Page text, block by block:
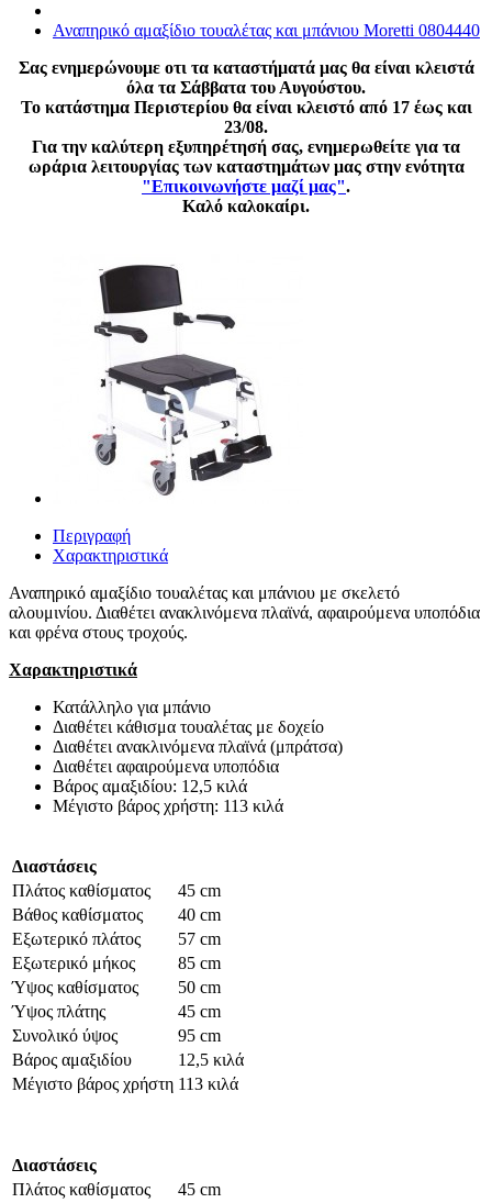
Αναπηρικό αμαξίδιο τουαλέτας και μπάνιου Moretti 0804440
Σας ενημερώνουμε οτι τα καταστήματά μας θα είναι κλειστά
όλα τα Σάββατα του Αυγούστου.
Το κατάστημα Περιστερίου θα είναι κλειστό από 17 έως και
23/08.
Για την καλύτερη εξυπηρέτησή σας, ενημερωθείτε για τα
ωράρια λειτουργίας των καταστημάτων μας στην ενότητα
"Επικοινωνήστε μαζί μας".
Καλό καλοκαίρι.
Περιγραφή
Χαρακτηριστικά
Αναπηρικό αμαξίδιο τουαλέτας και μπάνιου με σκελετό
αλουμινίου. Διαθέτει ανακλινόμενα πλαϊνά, αφαιρούμενα υποπόδια
και φρένα στους τροχούς.
Χαρακτηριστικά
Κατάλληλο για μπάνιο
Διαθέτει κάθισμα τουαλέτας με δοχείο
Διαθέτει ανακλινόμενα πλαϊνά (μπράτσα)
Διαθέτει αφαιρούμενα υποπόδια
Βάρος αμαξιδίου: 12,5 κιλά
Μέγιστο βάρος χρήστη: 113 κιλά
Διαστάσεις
Πλάτος καθίσματος
45 cm
Βάθος καθίσματος
40 cm
Εξωτερικό πλάτος
57 cm
Εξωτερικό μήκος
85 cm
Ύψος καθίσματος
50 cm
Ύψος πλάτης
45 cm
Συνολικό ύψος
95 cm
Βάρος αμαξιδίου
12,5 κιλά
Μέγιστο βάρος χρήστη 113 κιλά
Διαστάσεις
Πλάτος καθίσματος
45 cm